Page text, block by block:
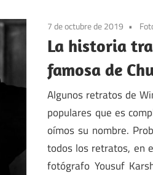
7 de octubre de 2019
La historia
famosa de
Algunos retratos de
populares que es
oímos su nombre.
todos los retratos, en
fotógrafo Yousuf